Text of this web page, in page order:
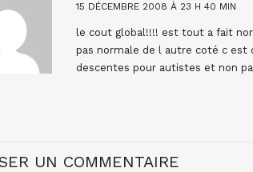
15 DÉCEMBRE 2008 À 23 H 40 MIN
le cout global!!!! est tout a fait
pas normale de l autre coté c est
descentes pour autistes et non
UN COMMENTAIRE